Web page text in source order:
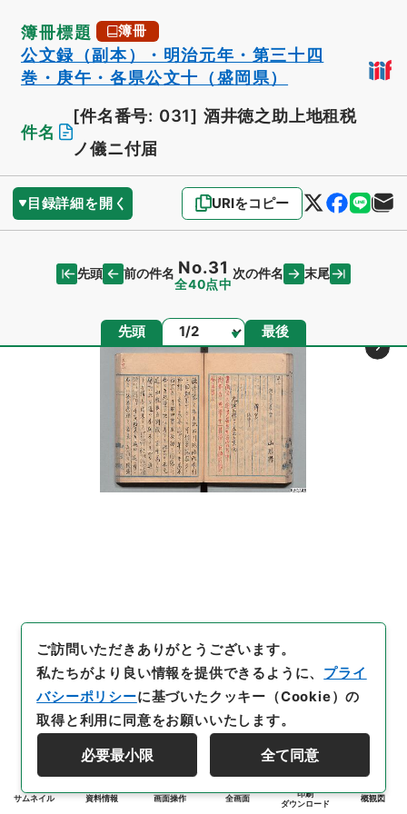
簿冊標題 簿冊
公文録（副本）・明治元年・第三十四
巻・庚午・各県公文十（盛岡県）
件名
[件名番号: 031] 酒井徳之助上地租税
ノ儀ニ付届
目録詳細を開く URIをコピー
先頭 前の件名 No.31
全40点中
次の件名 末尾
先頭 ページ 最後
サムネイル 資料情報 画面操作 全画面
印刷
ダウンロード
概観図
ご訪問いただきありがとうございます。
私たちがより良い情報を提供できるように、 プライ
バシーポリシーに基づいたクッキー（Cookie）の
取得と利用に同意をお願いいたします。
必要最小限 全て同意